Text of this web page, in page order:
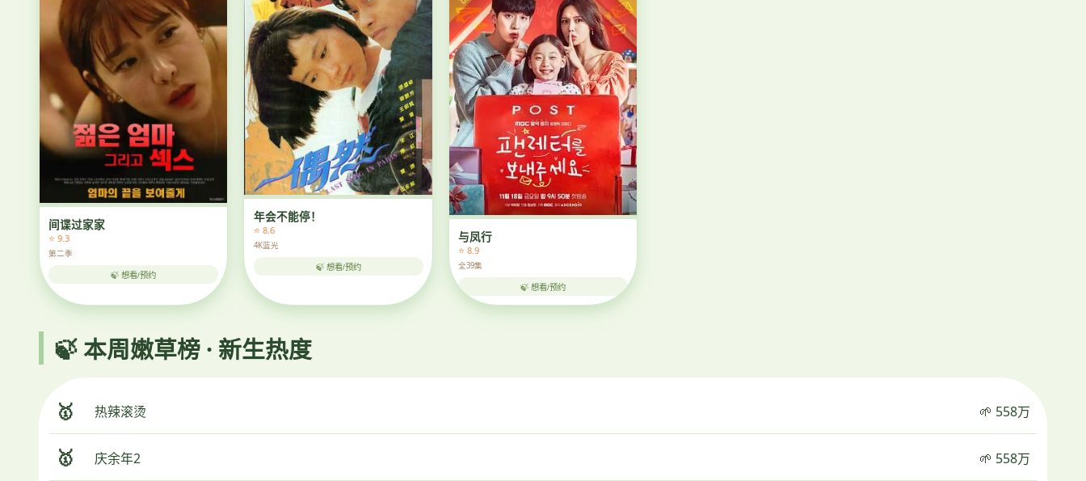
间谍过家家
⭐ 9.3
第二季
🍃 想看/预约
年会不能停！
⭐ 8.6
4K蓝光
🍃 想看/预约
与凤行
⭐ 8.9
全39集
🍃 想看/预约
🍃 本周嫩草榜 · 新生热度
🥇 热辣滚烫 🌱 558万
🥇 庆余年2 🌱 558万